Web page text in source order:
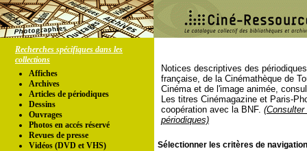
Recherches spécifiques dans les
collections
Affiches
Archives
Articles de périodiques
Dessins
Ouvrages
Photos en accés réservé
Revues de presse
Vidéos (DVD et VHS)
Notices descriptives des
française, de la Cinémathèque de
Cinéma et de l'image animée,
Les titres Cinémagazine et Paris-
coopération avec la BNF.
périodiques)
Sélectionner les critères de